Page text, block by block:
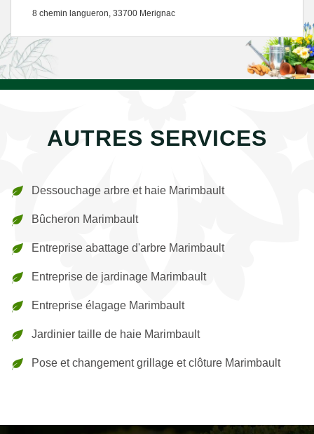
8 chemin langueron, 33700 Merignac
AUTRES SERVICES
Dessouchage arbre et haie Marimbault
Bûcheron Marimbault
Entreprise abattage d'arbre Marimbault
Entreprise de jardinage Marimbault
Entreprise élagage Marimbault
Jardinier taille de haie Marimbault
Pose et changement grillage et clôture Marimbault